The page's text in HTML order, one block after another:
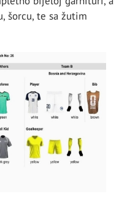
šorcu, te sa žutim